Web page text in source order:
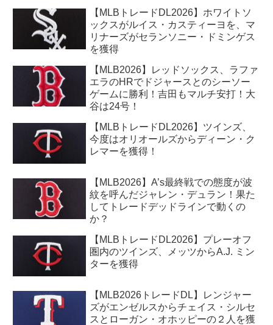
【MLBトレードDL2026】ホワイトソ
ックスがルイス・カスティーヨを、マ
リナーズがセランソニー・ドミンゲス
を獲得
【MLB2026】レッドソックス、ラファ
エラのHRでドジャースとのシーソー
ゲームに勝利！吉田もマルチ安打！大
谷は24号！
【MLBトレードDL2026】ツインズ、
今度はオリオールズからディーン・ク
レマーを獲得！
【MLB2026】A’s最終戦での態度が波
紋を呼んだジャレン・デュラン！果た
してトレードデッドラインで動くの
か？
【MLBトレードDL2026】プレーオフ
圏内のツインズ、メッツからA.J. ミン
ターを獲得
【MLB2026トレードDL】レンジャー
ズがエンゼルスからチェイス・シルセ
スとローガン・オホッピーの２人を獲